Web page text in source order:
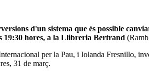
d'un sistema que és possible
19:30 hores, a la Llibreria Bertrand
per la Pau, i Iolanda Fresnillo,
31 de març.